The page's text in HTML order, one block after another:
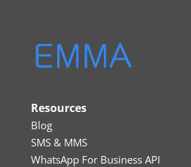
Resources
Blog
SMS & MMS
WhatsApp For Business API